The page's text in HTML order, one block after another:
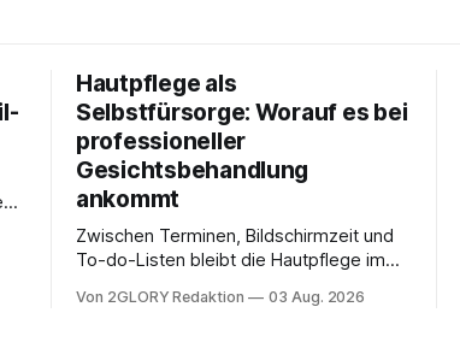
Hautpflege als
Selbstfürsorge: Worauf es bei
professioneller
Gesichtsbehandlung
ankommt
Zwischen Terminen, Bildschirmzeit und
To-do-Listen bleibt die Hautpflege im
schnell abschminken, morgens eine
Von 2GLORY Redaktion 03 Aug. 2026